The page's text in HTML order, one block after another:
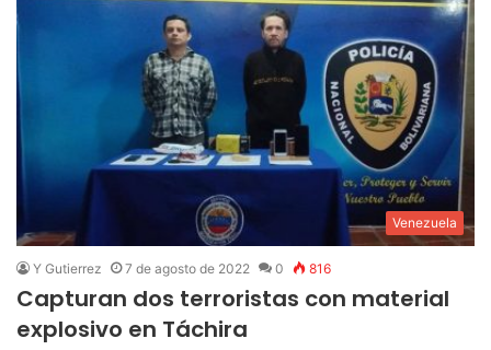
Venezuela
Y Gutierrez 7 de agosto de 2022 0 816
Capturan dos terroristas con material
explosivo en Táchira